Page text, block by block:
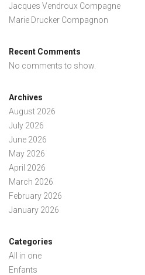
Jacques Vendroux Compagne
Marie Drucker Compagnon
Recent Comments
No comments to show.
Archives
August 2026
July 2026
June 2026
May 2026
April 2026
March 2026
February 2026
January 2026
Categories
All in one
Enfants